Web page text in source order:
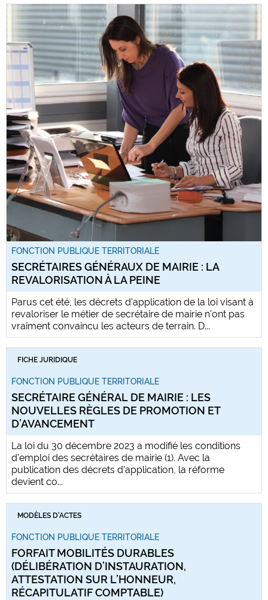
FONCTION PUBLIQUE TERRITORIALE
SECRÉTAIRES GÉNÉRAUX DE MAIRIE : LA
REVALORISATION À LA PEINE
Parus cet été, les décrets d'application de la loi visant à
revaloriser le métier de secrétaire de mairie n'ont pas
vraiment convaincu les acteurs de terrain. D...
FICHE JURIDIQUE
FONCTION PUBLIQUE TERRITORIALE
SECRÉTAIRE GÉNÉRAL DE MAIRIE : LES
NOUVELLES RÈGLES DE PROMOTION ET
D’AVANCEMENT
La loi du 30 décembre 2023 a modifié les conditions
d'emploi des secrétaires de mairie (1). Avec la
publication des décrets d'application, la réforme
devient co...
MODÈLES D'ACTES
FONCTION PUBLIQUE TERRITORIALE
FORFAIT MOBILITÉS DURABLES
(DÉLIBÉRATION D’INSTAURATION,
ATTESTATION SUR L’HONNEUR,
RÉCAPITULATIF COMPTABLE)